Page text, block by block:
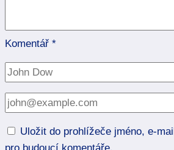
Komentář *
Uložit do prohlížeče jméno, e-